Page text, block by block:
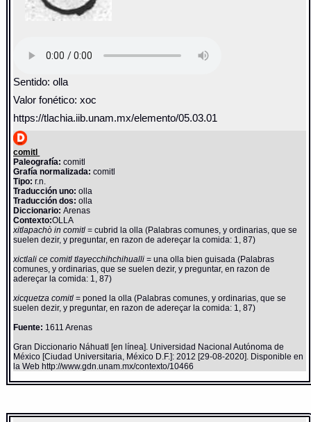
Sentido: olla
Valor fonético: xoc
https://tlachia.iib.unam.mx/elemento/05.03.01
comitl
Paleografía: comitl
Grafía normalizada: comitl
Tipo: r.n.
Traducción uno: olla
Traducción dos: olla
Diccionario:Arenas
Contexto:OLLA
xitlapachò in comitl= cubrid la olla (Palabras comunes, y ordinarias, que se
suelen dezir, y preguntar, en razon de adereçar la comida: 1, 87)
xictlali ce comitl tlayecchihchihualli= una olla bien guisada (Palabras
comunes, y ordinarias, que se suelen dezir, y preguntar, en razon de
adereçar la comida: 1, 87)
xicquetza comitl= poned la olla (Palabras comunes, y ordinarias, que se
suelen dezir, y preguntar, en razon de adereçar la comida: 1, 87)
Fuente: 1611 Arenas
Gran Diccionario Náhuatl [en línea]. Universidad Nacional Autónoma de
México [Ciudad Universitaria, México D.F.]: 2012 [29-08-2020]. Disponible en
la Web http://www.gdn.unam.mx/contexto/10466